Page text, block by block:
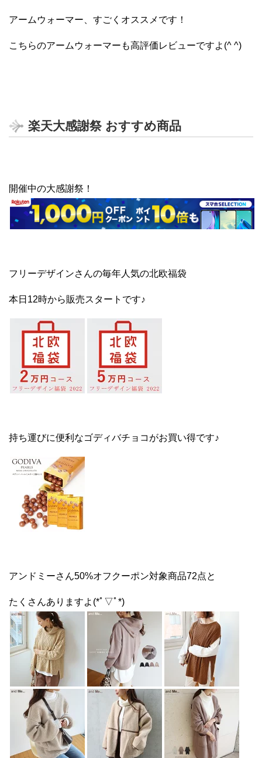
アームウォーマー、すごくオススメです！
こちらのアームウォーマーも高評価レビューですよ(^ ^)
楽天大感謝祭 おすすめ商品
開催中の大感謝祭！
フリーデザインさんの毎年人気の北欧福袋
本日12時から販売スタートです♪
持ち運びに便利なゴディバチョコがお買い得です♪
アンドミーさん50%オフクーポン対象商品72点と
たくさんありますよ(*ﾟ▽ﾟ*)